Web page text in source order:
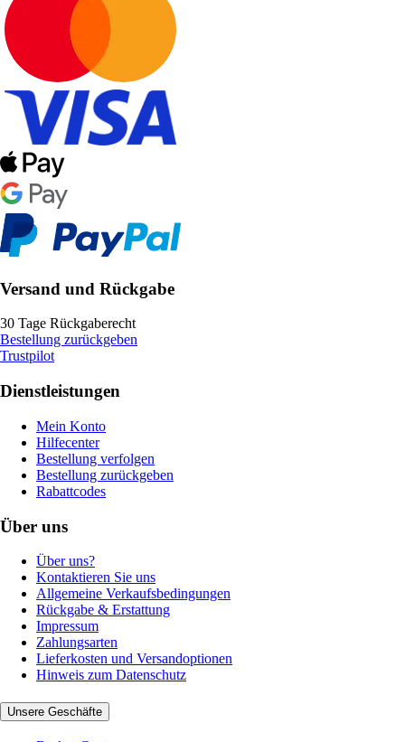
Versand und Rückgabe
30 Tage Rückgaberecht
Bestellung zurückgeben
Trustpilot
Dienstleistungen
Mein Konto
Hilfecenter
Bestellung verfolgen
Bestellung zurückgeben
Rabattcodes
Über uns
Über uns?
Kontaktieren Sie uns
Allgemeine Verkaufsbedingungen
Rückgabe & Erstattung
Impressum
Zahlungsarten
Lieferkosten und Versandoptionen
Hinweis zum Datenschutz
Unsere Geschäfte